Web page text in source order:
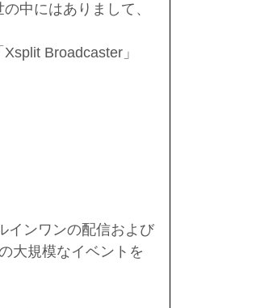
中にはありまして、
Broadcaster」
インワンの配信および
大規模なイベントを